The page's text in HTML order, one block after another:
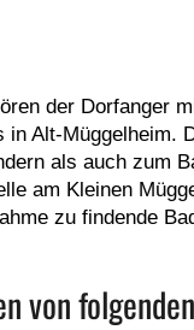
der Dorfanger
in Alt-Müggelheim.
als auch zum
am Kleinen
zu findende
von folgenden